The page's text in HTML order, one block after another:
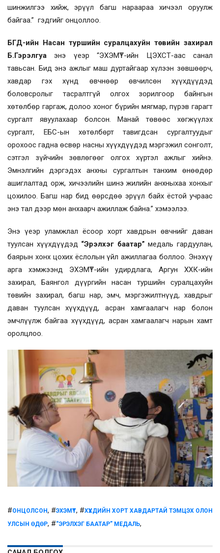
шинжилгээ хийж, эрүүл багш нараараа хичээл оруулж
байгаа.” гэдгийг онцоллоо.
БГД-ийн Насан туршийн суралцахуйн төвийн захирал
Б.Гэрэлгуаэнэ үеэр “ЭХЭМҮТ-ийн ЦЭХСТ-аас санал
тавьсан. Бид энэ ажлыг маш дуртайгаар хүлээн зөвшөөрч,
хавдар гэх хүнд өвчнөөр өвчилсөн хүүхдүүдэд
боловсролыг тасралтгүй олгох зорилгоор байнгын
хөтөлбөр гаргаж, долоо хоног бүрийн мягмар, пүрэв гарагт
сургалт явуулахаар болсон. Манай төвөөс хөгжүүлэх
сургалт, ЕБС-ын хөтөлбөрт тавигдсан сургалтуудыг
орохоос гадна өсвөр насны хүүхдүүдэд мэргэжил сонголт,
сэтгэл зүйчийн зөвлөгөөг олгох хүртэл ажлыг хийнэ.
Эмнэлгийн дэргэдэх анхны сургалтын танхим өнөөдөр
ашиглалтад орж, хичээлийн шинэ жилийн анхныхаа хонхыг
цохилоо. Багш нар бид өөрсдөө эрүүл байх ёстой учраас
энэ тал дээр мөн анхаарч ажиллаж байна.” хэмээлээ.
Энэ үеэр уламжлал ёсоор хорт хавдрын өвчнийг даван
туулсан хүүхдүүдэд “Эрэлхэг баатар”медаль гардуулан,
баярын хонх цохих ёслолын үйл ажиллагаа боллоо. Энэхүү
арга хэмжээнд ЭХЭМҮТ-ийн удирдлага, Аргун ХХК-ийн
захирал, Баянгол дүүргийн насан туршийн суралцахуйн
төвийн захирал, багш нар, эмч, мэргэжилтнүүд, хавдрыг
даван туулсан хүүхдүүд, асран хамгаалагч нар болон
эмчлүүлж байгаа хүүхдүүд, асран хамгаалагч нарын хамт
оролцлоо.
#ОНЦОЛСОН, #ЭХЭМҮТ, #ХҮҮХДИЙН ХОРТ ХАВДАРТАЙ ТЭМЦЭХ ОЛОН
УЛСЫН ӨДӨР, #“ЭРЭЛХЭГ БААТАР” МЕДАЛЬ,